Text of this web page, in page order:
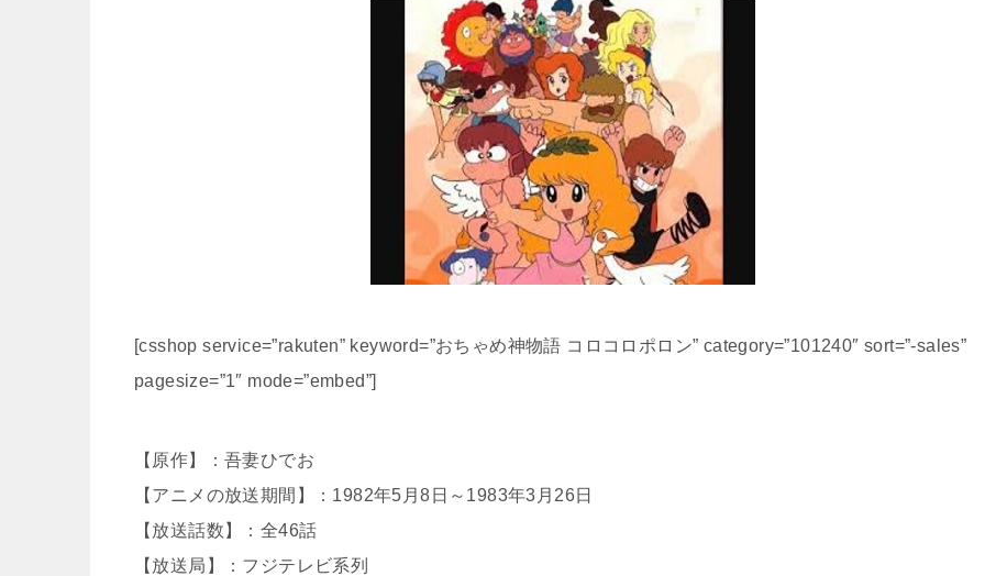
[csshop service=”rakuten” keyword=”おちゃめ神物語 コロコロポロン” category=”101240″ sort=”-sales”
pagesize=”1″ mode=”embed”]
【原作】：吾妻ひでお
【アニメの放送期間】：1982年5月8日～1983年3月26日
【放送話数】：全46話
【放送局】：フジテレビ系列